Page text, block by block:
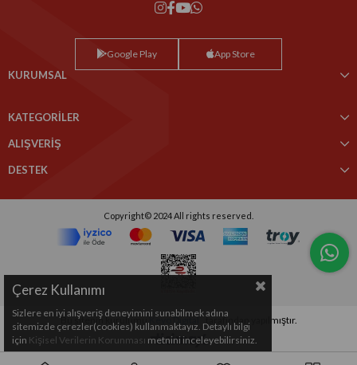
Google Play App Store
KURUMSAL
KATEGORİLER
ALIŞVERİŞ
DESTEK
Copyright© 2024 All rights reserved.
Bu sitenin kurulumu Keyo Digital tarafından yapılmıştır.
Çerez Kullanımı
Sizlere en iyi alışveriş deneyimini sunabilmek adına
sitemizde çerezler(cookies) kullanmaktayız. Detaylı bilgi
için Kişisel Verilerin Korunması metnini inceleyebilirsiniz.